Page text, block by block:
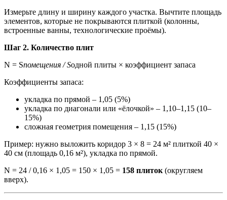
Измерьте длину и ширину каждого участка. Вычтите площадь
элементов, которые не покрываются плиткой (колонны,
встроенные ванны, технологические проёмы).
Шаг 2. Количество плит
N = Sпомещения / Sодной плиты × коэффициент запаса
Коэффициенты запаса:
укладка по прямой – 1,05 (5%)
укладка по диагонали или «ёлочкой» – 1,10–1,15 (10–
15%)
сложная геометрия помещения – 1,15 (15%)
Пример: нужно выложить коридор 3 × 8 = 24 м² плиткой 40 ×
40 см (площадь 0,16 м²), укладка по прямой.
N = 24 / 0,16 × 1,05 = 150 × 1,05 = 158 плиток (округляем
вверх).